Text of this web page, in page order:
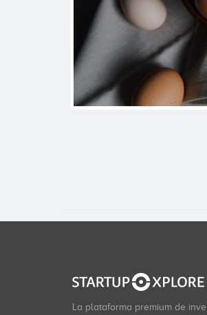
La plataforma premium de